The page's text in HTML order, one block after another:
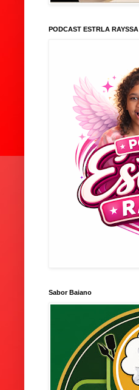
PODCAST ESTRLA RAYSSA
Sabor Baiano